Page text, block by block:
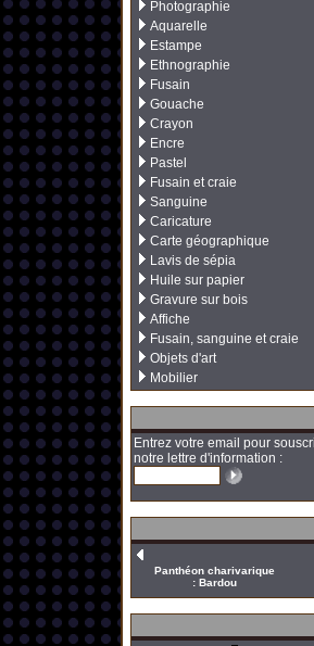
Photographie
Aquarelle
Estampe
Ethnographie
Fusain
Gouache
Crayon
Encre
Pastel
Fusain et craie
Sanguine
Caricature
Carte géographique
Lavis de sépia
Huile sur papier
Gravure sur bois
Affiche
Fusain, sanguine et craie
Objets d'art
Mobilier
Entrez votre email pour
notre lettre d'information :
Panthéon charivarique
: Bardou